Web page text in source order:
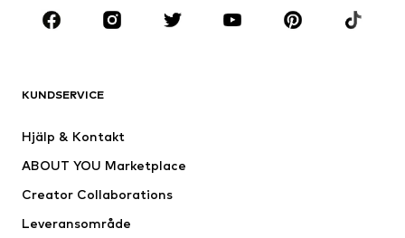
KLÄDER
Jackor
Underkläder
Kostymer & kavajer
Badkläder
Tillfällen
KUNDSERVICE
Hjälp & Kontakt
ABOUT YOU Marketplace
Creator Collaborations
Leveransområde